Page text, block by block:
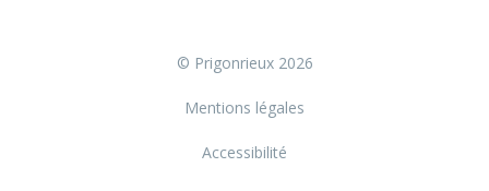
© Prigonrieux 2026
Mentions légales
Accessibilité